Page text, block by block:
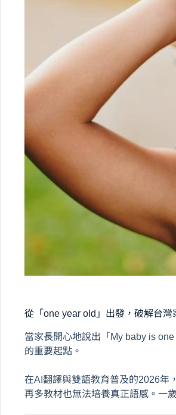
從「one year old」出發，破解台灣
當家長開心地說出「My baby is
的重要起點。
在AI翻譯與雙語教育普及的2026年
再多教材也無法培養真正語感。一